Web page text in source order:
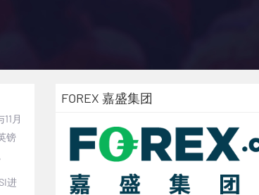
11 月
镑
进
FOREX 嘉盛集团